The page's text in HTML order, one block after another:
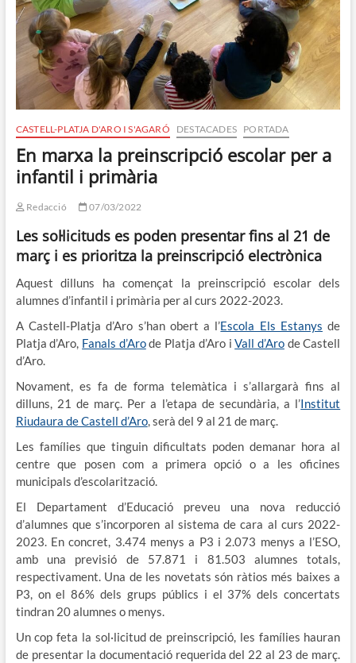
CASTELL-PLATJA D'ARO I S'AGARÓ DESTACADES PORTADA
En marxa la preinscripció escolar per a
infantil i primària
Redacció 07/03/2022
Les sol·licituds es poden presentar fins al 21 de
març i es prioritza la preinscripció electrònica
Aquest dilluns ha començat la preinscripció escolar dels
alumnes d’infantil i primària per al curs 2022-2023.
A Castell-Platja d’Aro s’han obert a l’Escola Els Estanys de
Platja d’Aro, Fanals d’Arode Platja d’Aro iVall d’Arode Castell
d’Aro.
Novament, es fa de forma telemàtica i s’allargarà fins al
dilluns, 21 de març. Per a l’etapa de secundària, a l’Institut
Riudaura de Castell d’Aro, serà del 9 al 21 de març.
Les famílies que tinguin dificultats poden demanar hora al
centre que posen com a primera opció o a les oficines
municipals d’escolarització.
El Departament d’Educació preveu una nova reducció
d’alumnes que s’incorporen al sistema de cara al curs 2022-
2023. En concret, 3.474 menys a P3 i 2.073 menys a l’ESO,
amb una previsió de 57.871 i 81.503 alumnes totals,
respectivament. Una de les novetats són ràtios més baixes a
P3, on el 86% dels grups públics i el 37% dels concertats
tindran 20 alumnes o menys.
Un cop feta la sol·licitud de preinscripció, les famílies hauran
de presentar la documentació requerida del 22 al 23 de març.